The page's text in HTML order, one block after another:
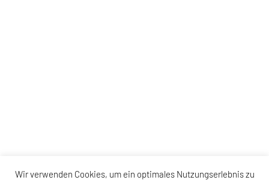
Wir verwenden Cookies, um ein optimales Nutzungserlebnis zu